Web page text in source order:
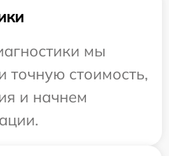
мы
точную стоимость,
и начнем